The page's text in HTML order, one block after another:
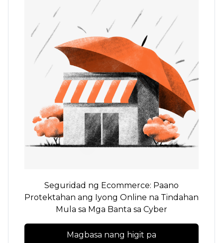
Seguridad ng Ecommerce: Paano
Protektahan ang Iyong Online na Tindahan
Mula sa Mga Banta sa Cyber
Magbasa nang higit pa